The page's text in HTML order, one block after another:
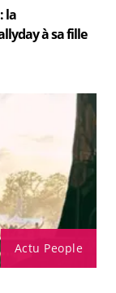
la
à sa fille
Actu People